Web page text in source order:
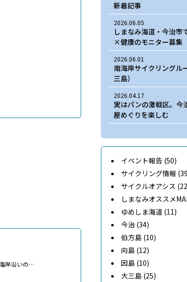
岸沿いの…
新着記事
2026.06.05
しまなみ海道・今治市
×健康のモニター募集
2026.06.01
南海岸サイクリングル
三島）
2026.04.17
実はパンの激戦区。今
屋めぐりを楽しむ
イベント報告 (50)
サイクリング情報
サイクルオアシス
しまなみオススメ
ゆめしま海道 (11)
今治 (34)
伯方島 (10)
向島 (12)
因島 (10)
大三島 (25)